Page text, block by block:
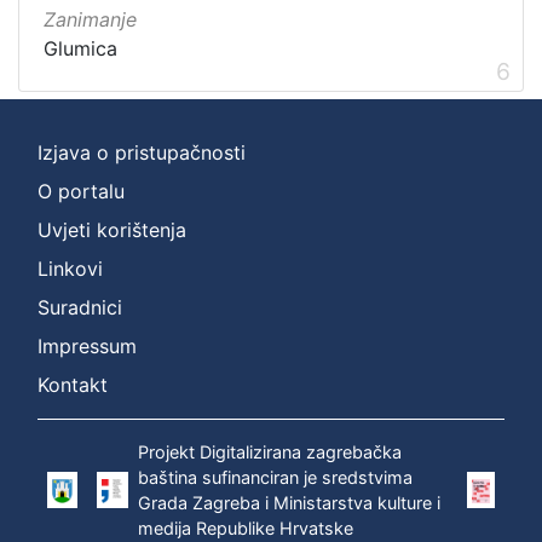
Zanimanje
Glumica
6
Izjava o pristupačnosti
O portalu
Uvjeti korištenja
Linkovi
Suradnici
Impressum
Kontakt
Projekt Digitalizirana zagrebačka
baština sufinanciran je sredstvima
Grada Zagreba i Ministarstva kulture i
medija Republike Hrvatske